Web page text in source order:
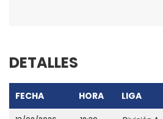
DETALLES
FECHA HORA LIGA